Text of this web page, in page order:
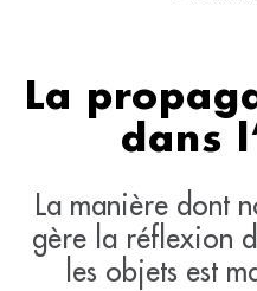
La
dans
La manière dont
gère la réflexion
les objets est